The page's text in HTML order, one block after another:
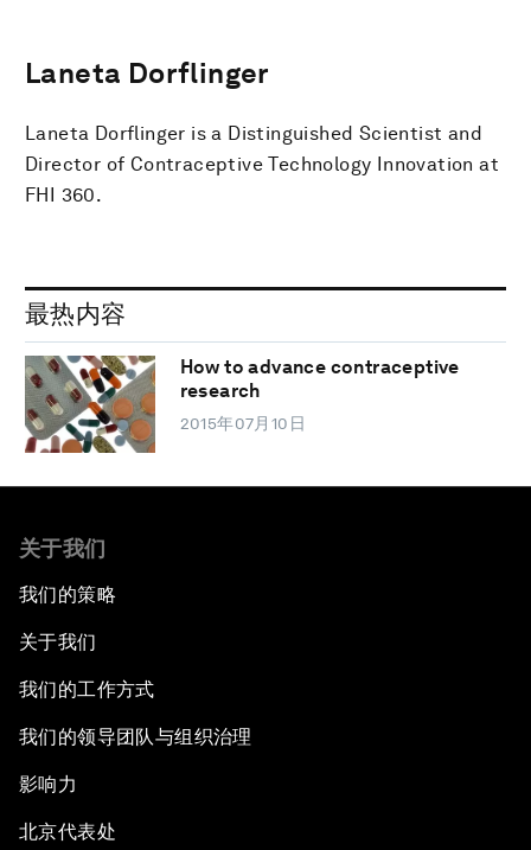
Laneta Dorflinger
Laneta Dorflinger is a Distinguished Scientist and
Director of Contraceptive Technology Innovation at
FHI 360.
最热内容
How to advance contraceptive
research
2015年07月10日
关于我们
我们的策略
关于我们
我们的工作方式
我们的领导团队与组织治理
影响力
北京代表处